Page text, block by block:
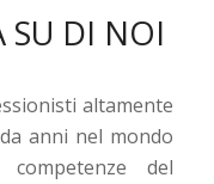
SU DI NOI
altamente
anni nel mondo
competenze del